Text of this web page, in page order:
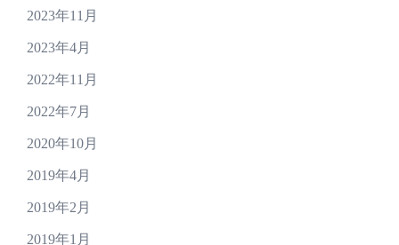
2023年11月
2023年4月
2022年11月
2022年7月
2020年10月
2019年4月
2019年2月
2019年1月